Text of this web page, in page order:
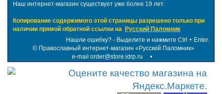
Наш интернет-магазин существует уже более 19 лет.
Копирование содержимого этой страницы разрешено только при
наличии прямой обратной ссылки на Русский Паломник
Нашли ошибку? - Выделите и нажмите Ctrl + Enter.
© Православный интернет-магазин «Русский Паломник»
e-mail order@store.idrp.ru •